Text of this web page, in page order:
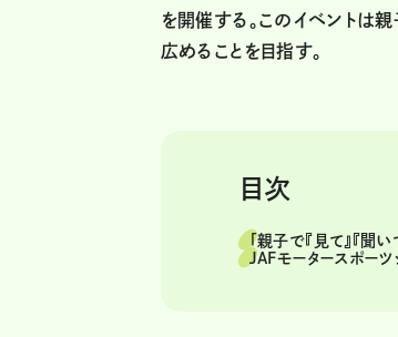
を開催する。このイベントは
広めることを目指す。
目次
「親子で『見て』『聞
JAFモータースポー